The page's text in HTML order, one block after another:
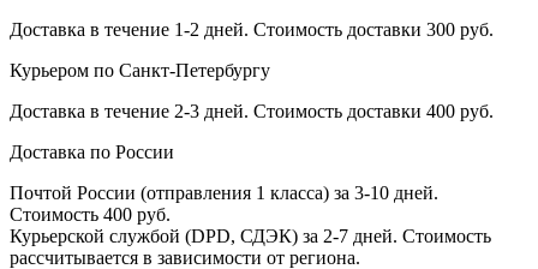
Доставка в течение 1-2 дней. Стоимость доставки 300 руб.
Курьером по Санкт-Петербургу
Доставка в течение 2-3 дней. Стоимость доставки 400 руб.
Доставка по России
Почтой России (отправления 1 класса) за 3-10 дней.
Стоимость 400 руб.
Курьерской службой (DPD, СДЭК) за 2-7 дней. Стоимость
рассчитывается в зависимости от региона.